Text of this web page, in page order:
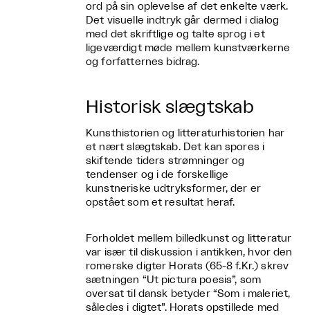
ord på sin oplevelse af det enkelte værk.
Det visuelle indtryk går dermed i dialog
med det skriftlige og talte sprog i et
ligeværdigt møde mellem kunstværkerne
og forfatternes bidrag.
Historisk slægtskab
Kunsthistorien og litteraturhistorien har
et nært slægtskab. Det kan spores i
skiftende tiders strømninger og
tendenser og i de forskellige
kunstneriske udtryksformer, der er
opstået som et resultat heraf.
Forholdet mellem billedkunst og litteratur
var især til diskussion i antikken, hvor den
romerske digter Horats (65-8 f.Kr.) skrev
sætningen “Ut pictura poesis”, som
oversat til dansk betyder “Som i maleriet,
således i digtet”. Horats opstillede med